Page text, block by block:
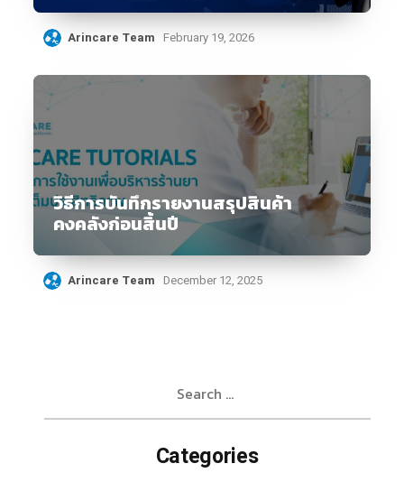
Arincare Team February 19, 2026
วิธีการบันทึกรายงานสรุปสินค้า
คงคลังก่อนสิ้นปี
Arincare Team December 12, 2025
Categories